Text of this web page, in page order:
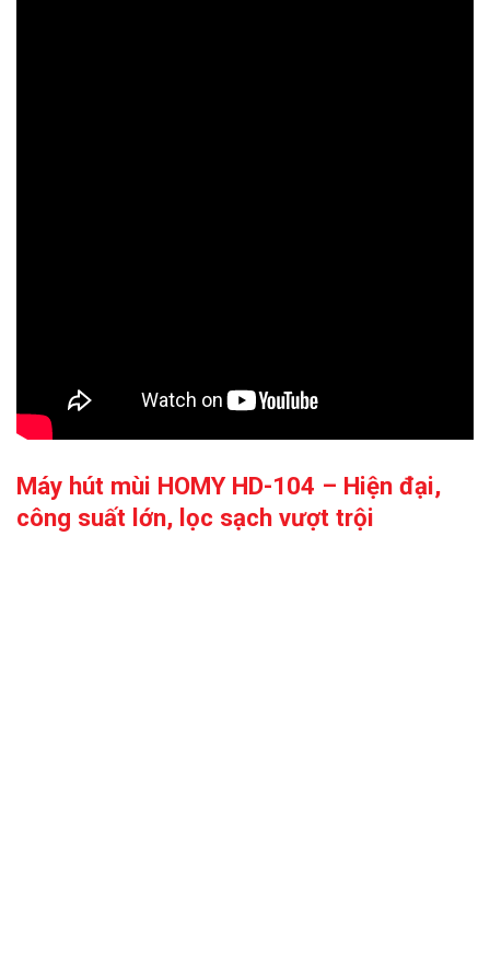
Máy hút mùi HOMY HD-104 – Hiện đại,
công suất lớn, lọc sạch vượt trội